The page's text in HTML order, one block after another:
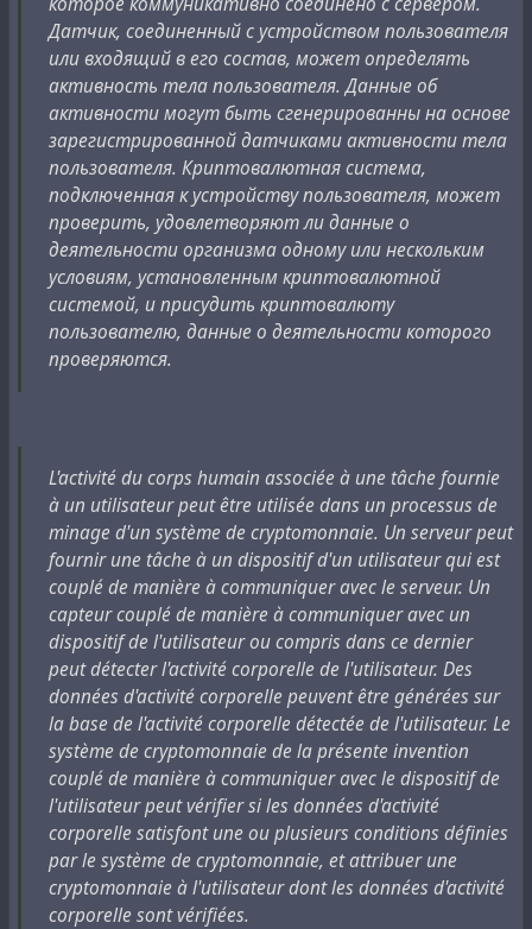
Датчик, соединенный с устройством пользователя
или входящий в его состав, может определять
активность тела пользователя. Данные об
активности могут быть сгенерированны на основе
зарегистрированной датчиками активности тела
пользователя. Криптовалютная система,
подключенная к устройству пользователя, может
проверить, удовлетворяют ли данные о
деятельности организма одному или нескольким
условиям, установленным криптовалютной
системой, и присудить криптовалюту
пользователю, данные о деятельности которого
проверяются.
L'activité du corps humain associée à une tâche fournie
à un utilisateur peut être utilisée dans un processus de
minage d'un système de cryptomonnaie. Un serveur peut
fournir une tâche à un dispositif d'un utilisateur qui est
couplé de manière à communiquer avec le serveur. Un
capteur couplé de manière à communiquer avec un
dispositif de l'utilisateur ou compris dans ce dernier
peut détecter l'activité corporelle de l'utilisateur. Des
données d'activité corporelle peuvent être générées sur
la base de l'activité corporelle détectée de l'utilisateur. Le
système de cryptomonnaie de la présente invention
couplé de manière à communiquer avec le dispositif de
l'utilisateur peut vérifier si les données d'activité
corporelle satisfont une ou plusieurs conditions définies
par le système de cryptomonnaie, et attribuer une
cryptomonnaie à l'utilisateur dont les données d'activité
corporelle sont vérifiées.